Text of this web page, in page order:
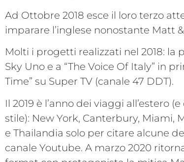
Ad Ottobre 2018 esce il loro terzo
imparare l’inglese nonostante Matt &
Molti i progetti realizzati nel 2018: la
Sky Uno e a “The Voice Of Italy” in
Time” su Super TV (canale 47 DDT).
Il 2019 è l’anno dei viaggi all’estero
stile): New York, Canterbury, Miami,
e Thailandia solo per citare alcune
canale Youtube. A marzo 2020